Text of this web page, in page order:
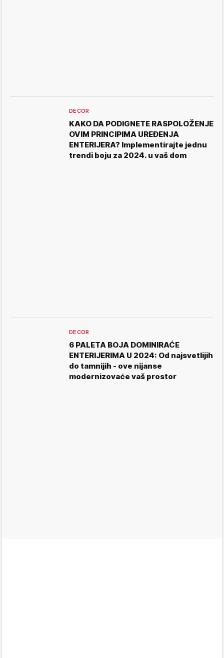
DECOR
KAKO DA PODIGNETE RASPOLOŽENJE
OVIM PRINCIPIMA UREĐENJA
ENTERIJERA? Implementirajte jednu
trendi boju za 2024. u vaš dom
DECOR
6 PALETA BOJA DOMINIRAĆE
ENTERIJERIMA U 2024: Od najsvetlijih
do tamnijih - ove nijanse
modernizovaće vaš prostor